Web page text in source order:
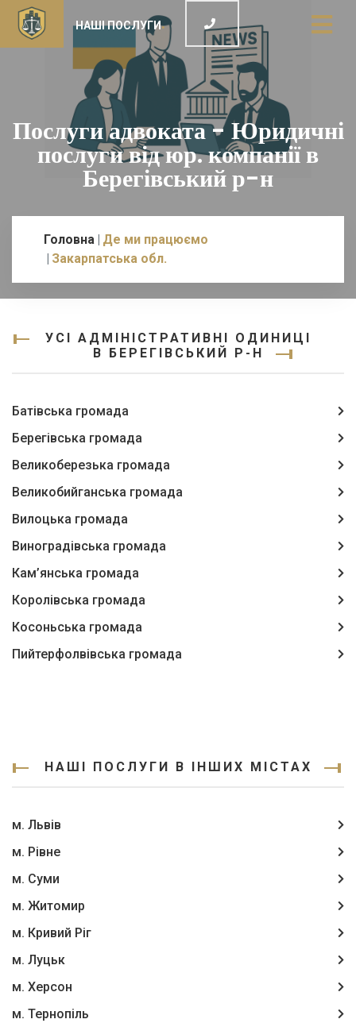
НАШІ ПОСЛУГИ
Послуги адвоката - Юридичні
послуги від юр. компанії в
Берегівський р-н
Головна Де ми працюємо
Закарпатська обл.
УСІ АДМІНІСТРАТИВНІ ОДИНИЦІ
В БЕРЕГІВСЬКИЙ Р-Н
Батівська громада
Берегівська громада
Великоберезька громада
Великобийганська громада
Вилоцька громада
Виноградівська громада
Кам’янська громада
Королівська громада
Косоньська громада
Пийтерфолвівська громада
НАШІ ПОСЛУГИ В ІНШИХ МІСТАХ
м. Львів
м. Рівне
м. Суми
м. Житомир
м. Кривий Ріг
м. Луцьк
м. Херсон
м. Тернопіль